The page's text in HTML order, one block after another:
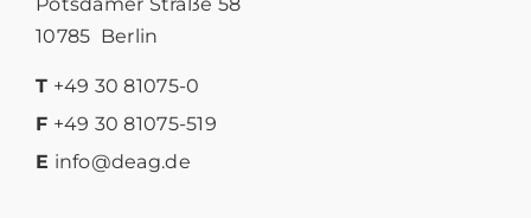
Potsdamer Straße 58
10785 Berlin
T +49 30 81075-0
F +49 30 81075-519
E info@deag.de